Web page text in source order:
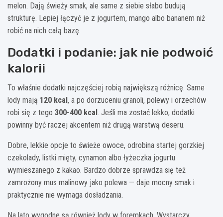
melon. Dają świeży smak, ale same z siebie słabo budują
strukturę. Lepiej łączyć je z jogurtem, mango albo bananem niż
robić na nich całą bazę.
Dodatki i podanie: jak nie podwoić
kalorii
To właśnie dodatki najczęściej robią największą różnicę. Same
lody mają 120 kcal, a po dorzuceniu granoli, polewy i orzechów
robi się z tego 300-400 kcal. Jeśli ma zostać lekko, dodatki
powinny być raczej akcentem niż drugą warstwą deseru.
Dobre, lekkie opcje to świeże owoce, odrobina startej gorzkiej
czekolady, listki mięty, cynamon albo łyżeczka jogurtu
wymieszanego z kakao. Bardzo dobrze sprawdza się też
zamrożony mus malinowy jako polewa — daje mocny smak i
praktycznie nie wymaga dosładzania.
Na lato wygodne są również lody w foremkach. Wystarczy